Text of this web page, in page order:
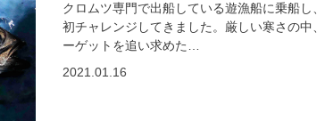
クロムツ専門で出船している遊漁船に乗船し
初チャレンジしてきました。厳しい寒さの中
ーゲットを追い求めた…
2021.01.16